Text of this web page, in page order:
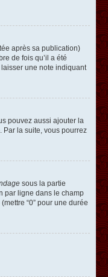
après sa publication)
de fois qu’il a été
une note indiquant
pouvez aussi ajouter la
Par la suite, vous pourrez
sous la partie
par ligne dans le champ
“0” pour une durée